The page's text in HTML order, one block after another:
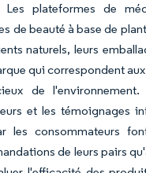
Les plateformes de
de beauté à base de
naturels, leurs
qui correspondent
de
et les témoignages
les consommateurs
de leurs pairs